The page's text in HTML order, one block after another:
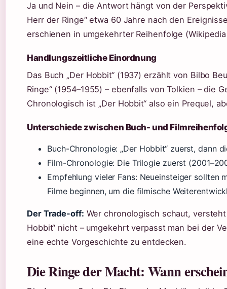
Ja und Nein – die Antwort hängt von der
Herr der Ringe“ etwa 60 Jahre nach den
erschienen in umgekehrter Reihenfolge
Handlungszeitliche Einordnung
Das Buch „Der Hobbit“ (1937) erzählt von Bilbo
Ringe“ (1954–1955) – ebenfalls von Tolkien –
Chronologisch ist „Der Hobbit“ also ein Prequel,
Unterschiede zwischen Buch- und
Buch-Chronologie: „Der Hobbit“ zuerst, dann
Film-Chronologie: Die Trilogie zuerst
Empfehlung vieler Fans: Neueinsteiger sollten
Filme beginnen, um die filmische
Der Trade-off: Wer chronologisch schaut,
Hobbit“ nicht – umgekehrt verpasst man bei der
eine echte Vorgeschichte zu entdecken.
Die Ringe der Macht: Wann